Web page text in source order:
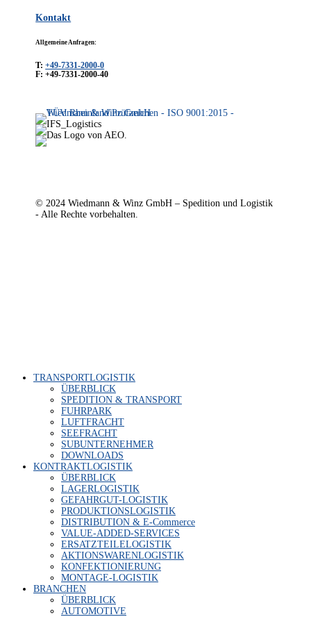
Kontakt
Allgemeine Anfragen:
T:+49-7331-2000-0
F: +49-7331-2000-40
© 2024 Wiedmann & Winz GmbH – Spedition und Logistik
- Alle Rechte vorbehalten.
TRANS­PORT­LO­GIS­TIK
ÜBER­BLICK
SPE­DI­TI­ON & TRANSPORT
FUHR­PARK
LUFT­FRACHT
SEE­FRACHT
SUB­UN­TER­NEH­MER
DOWN­LOADS
KON­TRAKT­LO­GIS­TIK
ÜBER­BLICK
LAGER­LO­GIS­TIK
GEFAHR­GUT-LOGIS­TIK
PRO­DUK­TI­ONS­LO­GIS­TIK
DIS­TRI­BU­TI­ON & E‑Commerce
VALUE-ADDED-SER­VICES
ERSATZ­TEI­LE­LO­GIS­TIK
AKTI­ONS­WA­REN­LO­GIS­TIK
KON­FEK­TIO­NIE­RUNG
MON­TA­GE-LOGIS­TIK
BRAN­CHEN
ÜBER­BLICK
AUTO­MO­TI­VE